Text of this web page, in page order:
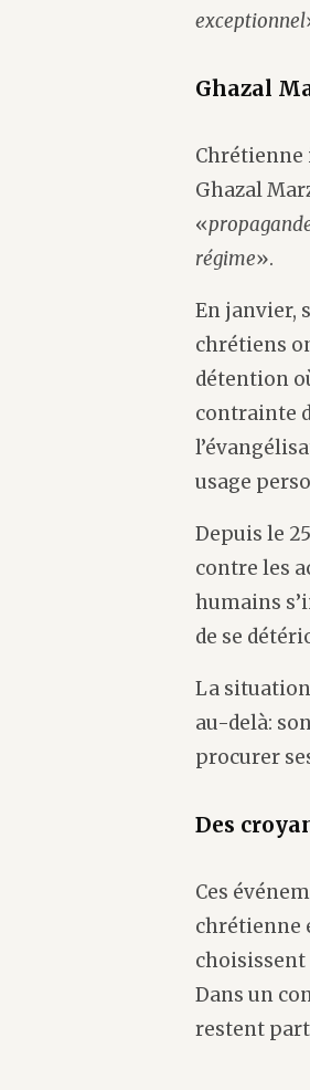
exceptionnel
Ghazal
Chrétienne
Ghazal
«
régime».
En janvier,
chrétiens
détention
contrainte
usage
Depuis le
contre les
humains
de se
La
au-delà:
procurer
Des
Ces
chrétienne
choisissent
Dans un
restent